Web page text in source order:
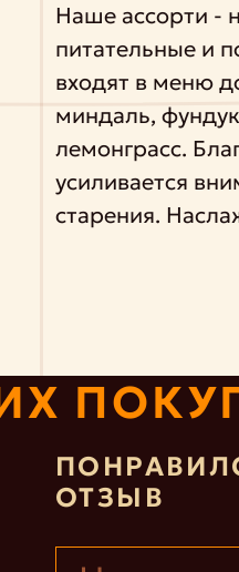
Наше ассорти -
питательные и
входят в меню
миндаль,
лемонграсс.
усиливается
старения.
ОТЗЫВ